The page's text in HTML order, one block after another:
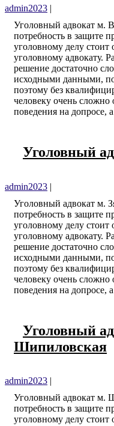
admin2023 |
Уголовный адвокат м.
потребность в защите
уголовному делу стоит
уголовному адвокату.
решение достаточно
исходными данными,
поэтому без
человеку очень сложно
поведения на допросе, а
Уголовный
admin2023 |
Уголовный адвокат м.
потребность в защите
уголовному делу стоит
уголовному адвокату.
решение достаточно
исходными данными,
поэтому без
человеку очень сложно
поведения на допросе, а
Уголовный
Шипиловская
admin2023
Уголовный адвокат м.
потребность в защите
уголовному делу стоит